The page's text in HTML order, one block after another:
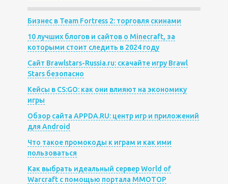
Бизнес в Team Fortress 2: торговля скинами
10 лучших блогов и сайтов о Minecraft, за
которыми стоит следить в 2024 году
Сайт Brawlstars-Russia.ru: скачайте игру Brawl
Stars безопасно
Кейсы в CS:GO: как они влияют на экономику
игры
Обзор сайта APPDA.RU: центр игр и приложений
для Android
Что такое промокоды к играм и как ими
пользоваться
Как выбрать идеальный сервер World of
Warcraft с помощью портала MMOTOP